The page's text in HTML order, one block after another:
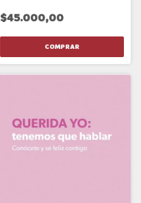
VIDA.
$45.000,00